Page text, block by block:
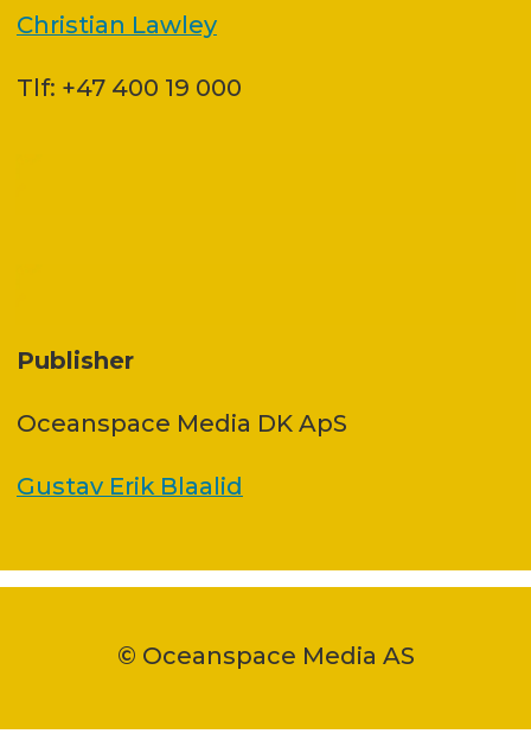
Christian Lawley
Tlf: +47 400 19 000
Publisher
Oceanspace Media DK ApS
Gustav Erik Blaalid
© Oceanspace Media AS